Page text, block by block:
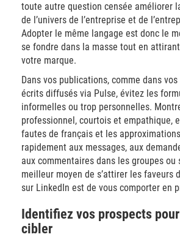
toute autre question censée améliorer
de l’univers de l’entreprise et de
Adopter le même langage est donc le
se fondre dans la masse tout en
votre marque.
Dans vos publications, comme dans
écrits diffusés via Pulse, évitez les
informelles ou trop personnelles.
professionnel, courtois et empathique,
fautes de français et les
rapidement aux messages, aux
aux commentaires dans les groupes ou
meilleur moyen de s’attirer les faveurs
sur LinkedIn est de vous comporter en
Identifiez vos prospects
cibler